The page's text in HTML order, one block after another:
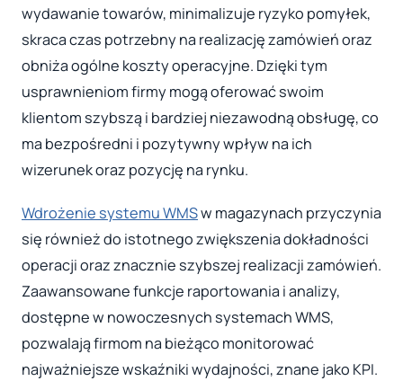
wydawanie towarów, minimalizuje ryzyko pomyłek,
skraca czas potrzebny na realizację zamówień oraz
obniża ogólne koszty operacyjne. Dzięki tym
usprawnieniom firmy mogą oferować swoim
klientom szybszą i bardziej niezawodną obsługę, co
ma bezpośredni i pozytywny wpływ na ich
wizerunek oraz pozycję na rynku.
Wdrożenie systemu WMSw magazynach przyczynia
się również do istotnego zwiększenia dokładności
operacji oraz znacznie szybszej realizacji zamówień.
Zaawansowane funkcje raportowania i analizy,
dostępne w nowoczesnych systemach WMS,
pozwalają firmom na bieżąco monitorować
najważniejsze wskaźniki wydajności, znane jako KPI.